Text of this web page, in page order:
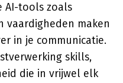
AI-tools zoals
vaardigheden maken
in je communicatie.
skills,
die in vrijwel elk